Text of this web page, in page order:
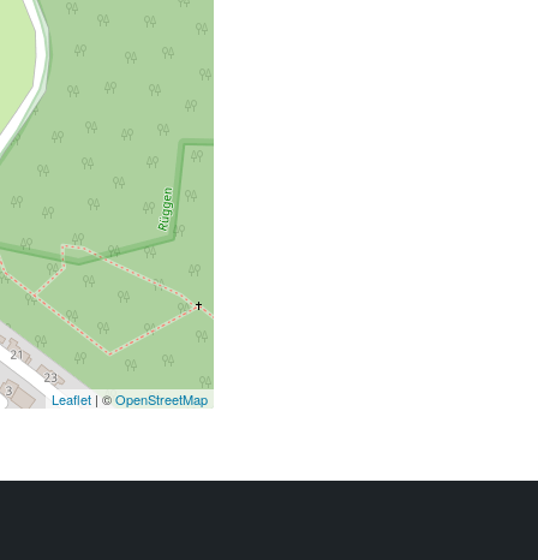
Leaflet| ©OpenStreetMap